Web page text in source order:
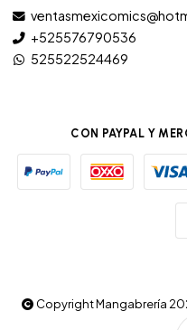
+525576790536
525522524469
CON PAYPAL Y
Copyright Mangabrería